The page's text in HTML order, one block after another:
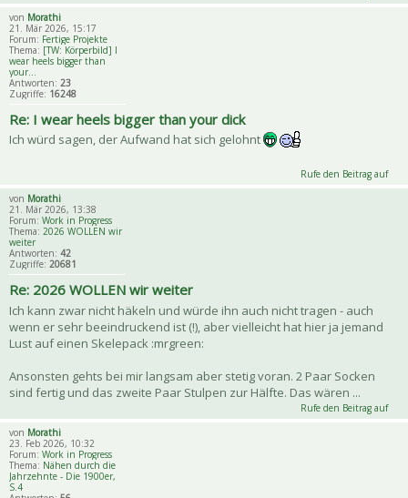
von Morathi
21. Mär 2026, 15:17
Forum: Fertige Projekte
Thema: [TW: Körperbild] I
wear heels bigger than
your...
Antworten: 23
Zugriffe: 16248
Re: I wear heels bigger than your dick
Ich würd sagen, der Aufwand hat sich gelohnt
Rufe den Beitrag auf
von Morathi
21. Mär 2026, 13:38
Forum: Work in Progress
Thema: 2026 WOLLEN wir
weiter
Antworten: 42
Zugriffe: 20681
Re: 2026 WOLLEN wir weiter
Ich kann zwar nicht häkeln und würde ihn auch nicht tragen - auch
wenn er sehr beeindruckend ist (!), aber vielleicht hat hier ja jemand
Lust auf einen Skelepack :mrgreen:
Ansonsten gehts bei mir langsam aber stetig voran. 2 Paar Socken
sind fertig und das zweite Paar Stulpen zur Hälfte. Das wären ...
Rufe den Beitrag auf
von Morathi
23. Feb 2026, 10:32
Forum: Work in Progress
Thema: Nähen durch die
Jahrzehnte - Die 1900er,
S.4